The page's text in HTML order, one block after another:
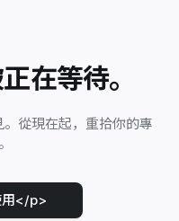
在等待。
從現在起，重拾你的專
用</p>